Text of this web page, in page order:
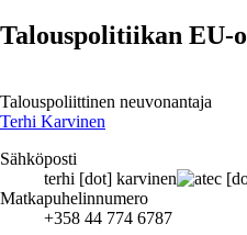
Talouspolitiikan EU-
Talouspoliittinen neuvonantaja
Terhi Karvinen
Sähköposti
terhi [dot] karvinen ec
Matkapuhelinnumero
+358 44 774 6787